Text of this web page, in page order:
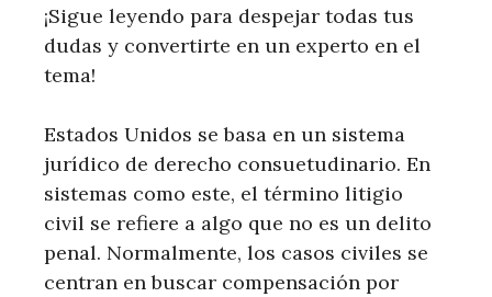
¡Sigue leyendo para despejar todas tus
dudas y convertirte en un experto en el
tema!
Estados Unidos se basa en un sistema
jurídico de derecho consuetudinario. En
sistemas como este, el término litigio
civil se refiere a algo que no es un delito
penal. Normalmente, los casos civiles se
centran en buscar compensación por